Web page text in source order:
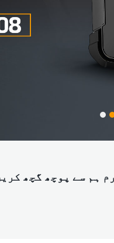
ہم سے پوچھ گچھ